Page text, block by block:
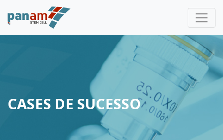
CASES DE SUCESSO